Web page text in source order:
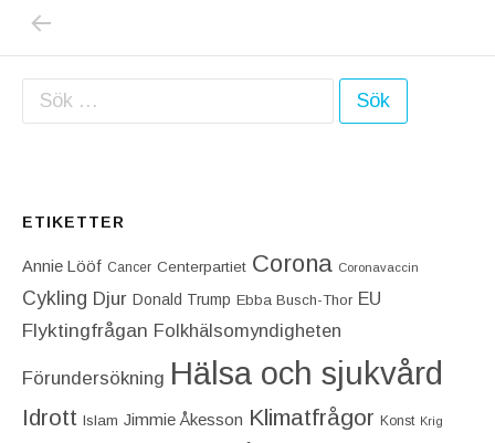
Inläggsnavigering
Sök efter:
ETIKETTER
Annie Lööf Cancer Centerpartiet‎ Corona Coronavaccin
Cykling Djur Donald Trump Ebba Busch-Thor EU
Flyktingfrågan Folkhälsomyndigheten
Förundersökning Hälsa och sjukvård
Idrott Islam Jimmie Åkesson Klimatfrågor Konst Krig